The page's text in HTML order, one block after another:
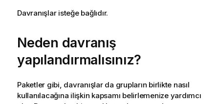
Davranışlar isteğe bağlıdır.
Neden davranış
yapılandırmalısınız?
Paketler gibi, davranışlar da grupların birlikte nasıl
kullanılacağına ilişkin kapsamı belirlemenize yardımcı